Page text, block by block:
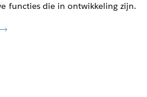
functies die in ontwikkeling zijn.